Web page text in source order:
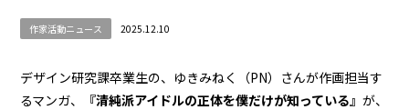
作家活動ニュース 2025.12.10
デザイン研究課卒業生の、ゆきみねく（PN）さんが作画担当す
るマンガ、
『清純派アイドルの正体を僕だけが知っている』が、